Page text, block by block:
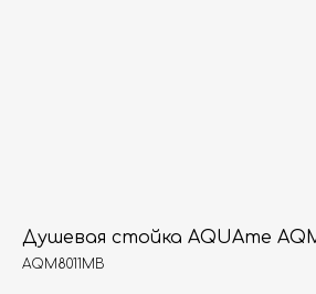
Душевая стойка AQUAme
AQM8011MB